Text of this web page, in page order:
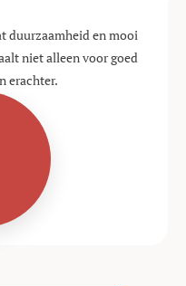
duurzaamheid en mooi
niet alleen voor goed
erachter.